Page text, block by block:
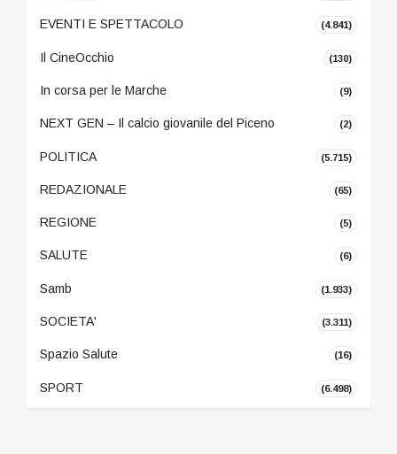
EVENTI E SPETTACOLO (4.841)
Il CineOcchio (130)
In corsa per le Marche (9)
NEXT GEN – Il calcio giovanile del Piceno (2)
POLITICA (5.715)
REDAZIONALE (65)
REGIONE (5)
SALUTE (6)
Samb (1.933)
SOCIETA' (3.311)
Spazio Salute (16)
SPORT (6.498)